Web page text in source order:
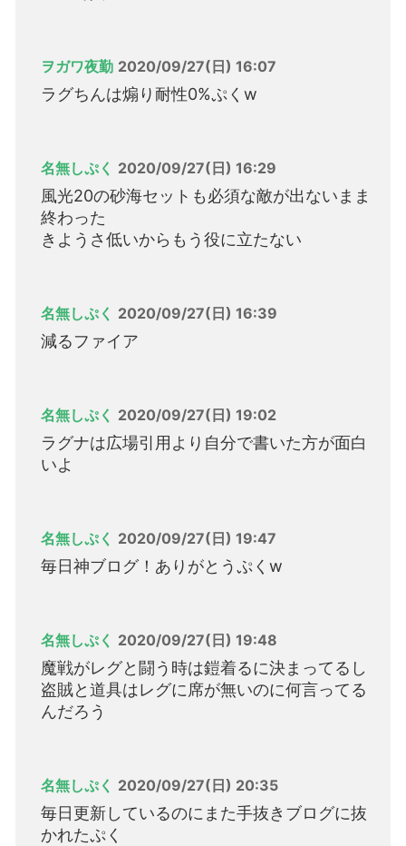
ヲガワ夜勤 2020/09/27(日) 16:07
ラグちんは煽り耐性0%ぷくw
名無しぷく 2020/09/27(日) 16:29
風光20の砂海セットも必須な敵が出ないまま
終わった
きようさ低いからもう役に立たない
名無しぷく 2020/09/27(日) 16:39
減るファイア
名無しぷく 2020/09/27(日) 19:02
ラグナは広場引用より自分で書いた方が面白
いよ
名無しぷく 2020/09/27(日) 19:47
毎日神ブログ！ありがとうぷくw
名無しぷく 2020/09/27(日) 19:48
魔戦がレグと闘う時は鎧着るに決まってるし
盗賊と道具はレグに席が無いのに何言ってる
んだろう
名無しぷく 2020/09/27(日) 20:35
毎日更新しているのにまた手抜きブログに抜
かれたぷく